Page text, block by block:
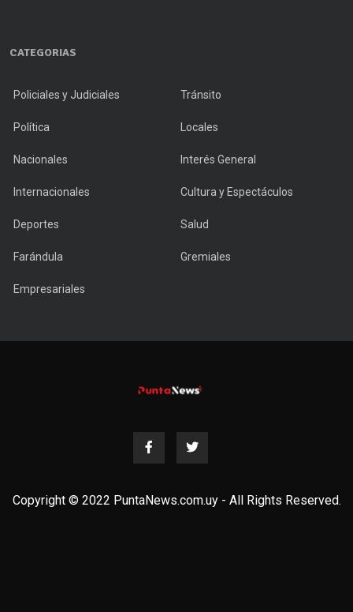
CATEGORIAS
Policiales y Judiciales Tránsito
Política Locales
Nacionales Interés General
Internacionales Cultura y Espectáculos
Deportes Salud
Farándula Gremiales
Empresariales
Copyright © 2022 PuntaNews.com.uy - All Rights Reserved.